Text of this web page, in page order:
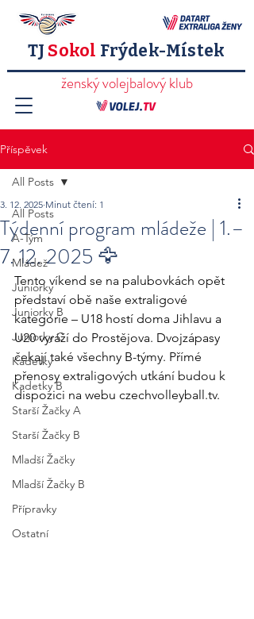
TJ Sokol Frýdek-Místek
ženský volejbalový klub
Příspěvek
All Posts
A-Tým
Mládež
Juniorky
Juniorky B
Juniorky C
Kadetky
Kadetky B
Starší Žačky A
Starší Žačky B
Mladší Žačky
Mladší Žačky B
Přípravky
Ostatní
All Posts
Týdenní program mládeže | 1.–
7. 12. 2025 🦅
3. 12. 2025 Minut čtení: 1
Tento víkend se na palubovkách opět
představí obě naše extraligové
kategorie – U18 hostí doma Jihlavu a
U20 vyráží do Prostějova. Dvojzápasy
čekají také všechny B-týmy. Přímé
přenosy extraligových utkání budou k
dispozici na webu czechvolleyball.tv.